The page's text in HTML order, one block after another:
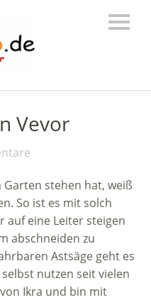
Vevor
Garten stehen hat, weiß
So ist es mit solch
auf eine Leiter steigen
abschneiden zu
Astsäge geht es
nutzen seit vielen
Ikra und bin mit